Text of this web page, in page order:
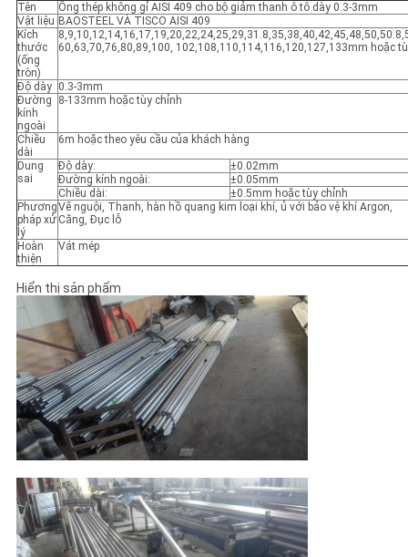
Tên
Ống thép không gỉ AISI 409 cho bộ giảm thanh ô tô dày 0.3-3mm
Vật liệu BAOSTEEL VÀ TISCO AISI 409
Kích
thước
(ống
tròn)
60,63,70,76,80,89,100, 102,108,110,114,116,120,127,133mm hoặc
Độ dày 0.3-3mm
Đường
kính
ngoài
8-133mm hoặc tùy chỉnh
Chiều
dài
6m hoặc theo yêu cầu của khách hàng
Dung
sai
Độ dày:
±0.02mm
Đường kính ngoài:
±0.05mm
Chiều dài:
±0.5mm hoặc tùy chỉnh
Phương
pháp xử
lý
Vẽ nguội, Thanh, hàn hồ quang kim loại khí, ủ với bảo vệ khí Argon,
Căng, Đục lỗ
Hoàn
thiện
Vát mép
Hiển thị sản phẩm